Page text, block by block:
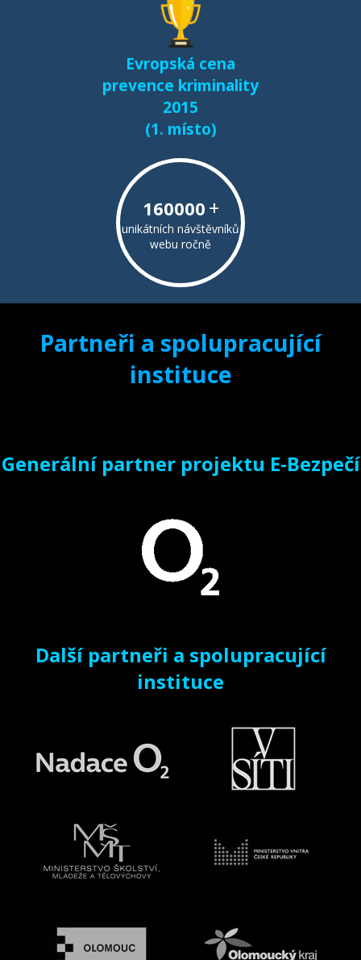
Evropská cena
prevence kriminality
2015
(1. místo)
160000 +
unikátních návštěvníků
webu ročně
Partneři a spolupracující
instituce
Generální partner projektu E-Bezpečí
Další partneři a spolupracující
instituce